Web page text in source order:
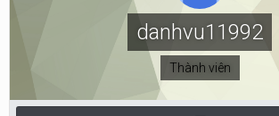
danhvu11992
Thành viên